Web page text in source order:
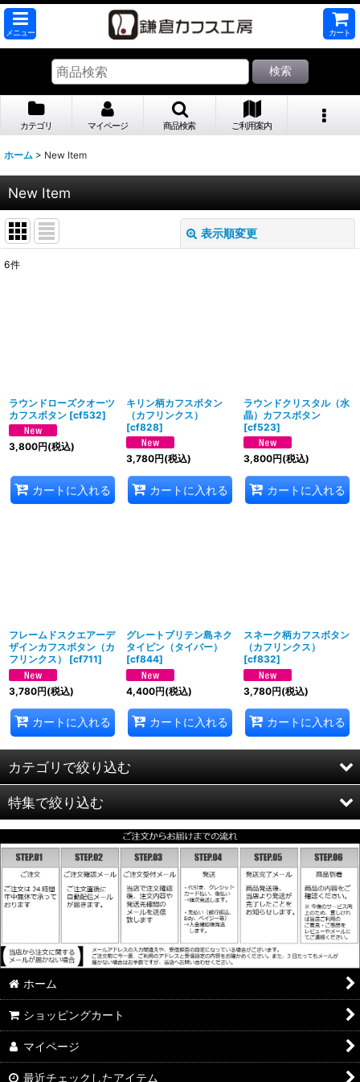
メニュー カート
検索
カテゴリ マイページ 商品検索 ご利用案内
ホーム > New Item
New Item
表示順変更
6件
ラウンドローズクオーツ
カフスボタン [cf532]
3,800円(税込)
カートに入れる
キリン柄カフスボタン
（カフリンクス）
[cf828]
3,780円(税込)
カートに入れる
ラウンドクリスタル（水
晶）カフスボタン
[cf523]
3,800円(税込)
カートに入れる
フレームドスクエアーデ
ザインカフスボタン（カ
フリンクス）
[cf711]
3,780円(税込)
カートに入れる
グレートブリテン島ネク
タイピン（タイバー）
[cf844]
4,400円(税込)
カートに入れる
スネーク柄カフスボタン
（カフリンクス）
[cf832]
3,780円(税込)
カートに入れる
カテゴリで絞り込む
スポーツ＆ゲームカフス
フード＆ドリンクカフス
乗り物モチーフカフス
ミュージックカフス
スタイリッシュカフス
ストーンカフス
ユニークカフス
特集で絞り込む
ホワイト＆クリアー
レッド
イエロー
ダーク
ゴールド
シルバー
ホーム
ショッピングカート
マイページ
最近チェックしたアイテム